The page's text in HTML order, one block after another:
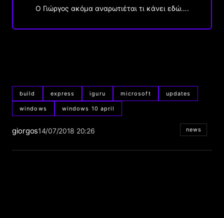
Ο Γιώργος ακόμα αναρωτιέται τι κάνει εδώ….
build express iguru microsoft updates
windows windows 10 april
giorgos14/07/2018 20:26 news